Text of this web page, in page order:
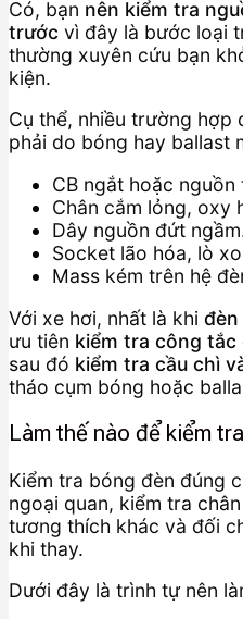
Có, bạn nên kiểm tra
trước vì đây là bước loại
thường xuyên cứu bạn
kiện.
Cụ thể, nhiều trường hợp
phải do bóng hay ballast
CB ngắt hoặc
Chân cắm lỏng, oxy
Dây nguồn đứt
Socket lão hóa, lò
Mass kém trên hệ
Với xe hơi, nhất là khi đèn
ưu tiên kiểm tra công
sau đó kiểm tra cầu chì
tháo cụm bóng hoặc
Làm thế nào để kiểm
Kiểm tra bóng đèn đúng
ngoại quan, kiểm tra
tương thích khác và đối
khi thay.
Dưới đây là trình tự nên